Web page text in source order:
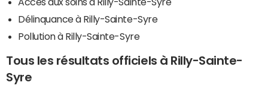
Délinquance à Rilly-Sainte-Syre
Pollution à Rilly-Sainte-Syre
Tous les résultats officiels à Rilly-Sainte-
Syre